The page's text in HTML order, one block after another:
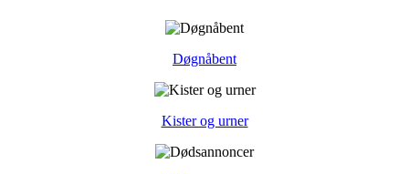
Døgnåbent
Kister og urner